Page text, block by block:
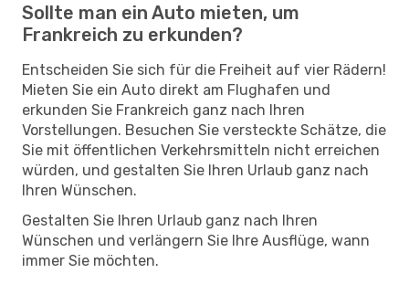
Sollte man ein Auto mieten, um
Frankreich zu erkunden?
Entscheiden Sie sich für die Freiheit auf vier Rädern!
Mieten Sie ein Auto direkt am Flughafen und
erkunden Sie Frankreich ganz nach Ihren
Vorstellungen. Besuchen Sie versteckte Schätze, die
Sie mit öffentlichen Verkehrsmitteln nicht erreichen
würden, und gestalten Sie Ihren Urlaub ganz nach
Ihren Wünschen.
Gestalten Sie Ihren Urlaub ganz nach Ihren
Wünschen und verlängern Sie Ihre Ausflüge, wann
immer Sie möchten.